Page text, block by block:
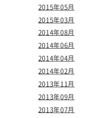
2015年05月
2015年03月
2014年08月
2014年06月
2014年04月
2014年02月
2013年11月
2013年09月
2013年07月